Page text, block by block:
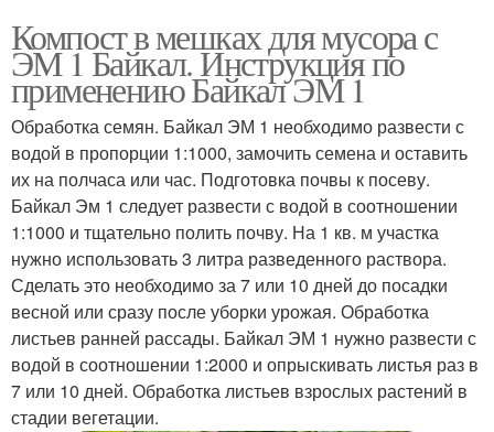
Компост в мешках для мусора с
ЭМ 1 Байкал. Инструкция по
применению Байкал ЭМ 1
Обработка семян. Байкал ЭМ 1 необходимо развести с
водой в пропорции 1:1000, замочить семена и оставить
их на полчаса или час. Подготовка почвы к посеву.
Байкал Эм 1 следует развести с водой в соотношении
1:1000 и тщательно полить почву. На 1 кв. м участка
нужно использовать 3 литра разведенного раствора.
Сделать это необходимо за 7 или 10 дней до посадки
весной или сразу после уборки урожая. Обработка
листьев ранней рассады. Байкал ЭМ 1 нужно развести с
водой в соотношении 1:2000 и опрыскивать листья раз в
7 или 10 дней. Обработка листьев взрослых растений в
стадии вегетации.